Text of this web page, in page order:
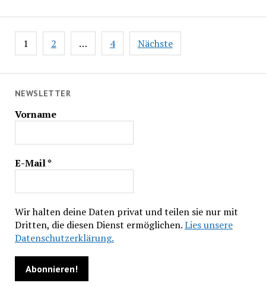
NEWSLETTER
Vorname
E-Mail*
Wir halten deine Daten privat und teilen sie nur mit
Dritten, die diesen Dienst ermöglichen.Lies unsere
Datenschutzerklärung.
Beitragsnavigation
1 2 … 4 Nächste